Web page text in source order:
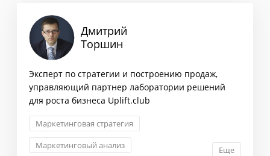
Дмитрий
Торшин
Эксперт по стратегии и построению продаж,
управляющий партнер лаборатории решений
для роста бизнеса Uplift.club
Маркетинговая стратегия
Маркетинговый анализ
Еще